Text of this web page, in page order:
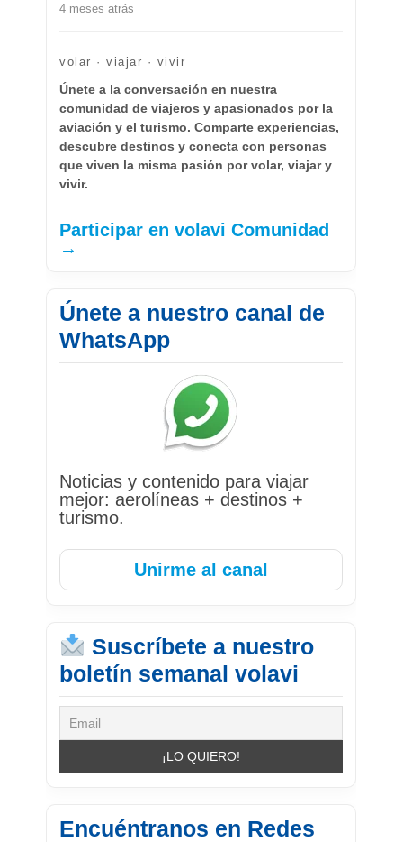
4 meses atrás
volar · viajar · vivir
Únete a la conversación en nuestra
comunidad de viajeros y apasionados por la
aviación y el turismo. Comparte experiencias,
descubre destinos y conecta con personas
que viven la misma pasión por volar, viajar y
vivir.
Participar en volavi Comunidad
→
Únete a nuestro canal de
WhatsApp
Noticias y contenido para viajar
mejor: aerolíneas + destinos +
turismo.
Unirme al canal
Suscríbete a nuestro
boletín semanal volavi
Encuéntranos en Redes